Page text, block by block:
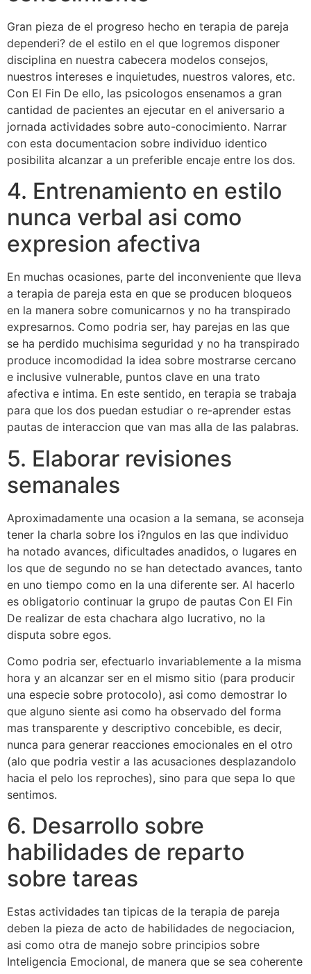
Gran pieza de el progreso hecho en terapia de pareja
dependeri? de el estilo en el que logremos disponer
disciplina en nuestra cabecera modelos consejos,
nuestros intereses e inquietudes, nuestros valores, etc.
Con El Fin De ello, las psicologos ensenamos a gran
cantidad de pacientes an ejecutar en el aniversario a
jornada actividades sobre auto-conocimiento. Narrar
con esta documentacion sobre individuo identico
posibilita alcanzar a un preferible encaje entre los dos.
4. Entrenamiento en estilo
nunca verbal asi­ como
expresion afectiva
En muchas ocasiones, parte del inconveniente que lleva
a terapia de pareja esta en que se producen bloqueos
en la manera sobre comunicarnos y no ha transpirado
expresarnos. Como podri­a ser, hay parejas en las que
se ha perdido muchisima seguridad y no ha transpirado
produce incomodidad la idea sobre mostrarse cercano
e inclusive vulnerable, puntos clave en una trato
afectiva e intima. En este sentido, en terapia se trabaja
para que los dos puedan estudiar o re-aprender estas
pautas de interaccion que van mas alla de las palabras.
5. Elaborar revisiones
semanales
Aproximadamente una ocasion a la semana, se aconseja
tener la charla sobre los i?ngulos en las que individuo
ha notado avances, dificultades anadidos, o lugares en
los que de segundo no se han detectado avances, tanto
en uno tiempo como en la una diferente ser. Al hacerlo
es obligatorio continuar la grupo de pautas Con El Fin
De realizar de esta chachara algo lucrativo, no la
disputa sobre egos.
Como podri­a ser, efectuarlo invariablemente a la misma
hora y an alcanzar ser en el mismo sitio (para producir
una especie sobre protocolo), asi­ como demostrar lo
que alguno siente asi­ como ha observado del forma
mas transparente y descriptivo concebible, es decir,
nunca para generar reacciones emocionales en el otro
(alo que podria vestir a las acusaciones desplazandolo
hacia el pelo los reproches), sino para que sepa lo que
sentimos.
6. Desarrollo sobre
habilidades de reparto
sobre tareas
Estas actividades tan tipicas de la terapia de pareja
deben la pieza de acto de habilidades de negociacion,
asi­ como otra de manejo sobre principios sobre
Inteligencia Emocional, de manera que se sea coherente